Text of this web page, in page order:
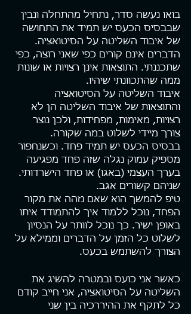
בואו נעשה סדר, נתחיל מהתחלה ונבין
שבבסיס הכעס יש תמיד את התחושה
של איבוד השליטה על הסיטואציה.
הדברים אינם קורים כפי שאני רוצה, כפי
שתכננתי. התוצאות אינן רצויות או שונות
ממה שהתכוונתי שיהיו.
איבוד השליטה על הסיטואציה
והתוצאות של איבוד השליטה הן לא
רצויות, מאימות, מפחידות, ולכן נוצר
צורך מיידי לשלוט במה שקורה.
בבסיס הכעס יש תמיד פחד. וכשנחפור
מספיק עמוק נגלה שזה פחד מפגיעה
בערך העצמי (באגו) או פחד הישרדותי.
שניהם קשורים אגב.
טיפ להמשך הוא שאם נזהה את מקור
הפחד, נוכל ללמוד איך להתמודד איתו
באופן ישיר. כך נוכל לוותר על הנסיון
לשלוט כל הזמן על הדברים וממילא על
הצורך להשתמש בכעס.
כאשר אני כועס ובמטרה להשיג את
השליטה על הסיטואציה, אני חייב קודם
כל לתקף את ההיררכיה בין שני